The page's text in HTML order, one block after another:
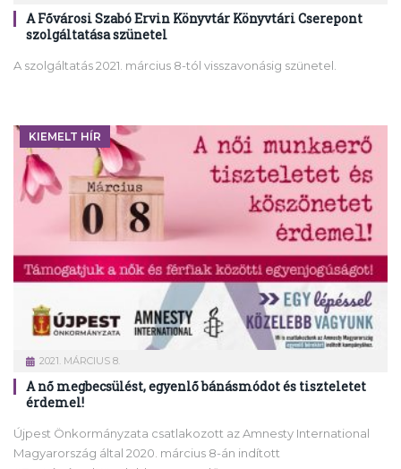
A Fővárosi Szabó Ervin Könyvtár Könyvtári Cserepont
szolgáltatása szünetel
A szolgáltatás 2021. március 8-tól visszavonásig szünetel.
KIEMELT HÍR
2021. MÁRCIUS 8.
A nő megbecsülést, egyenlő bánásmódot és tiszteletet
érdemel!
Újpest Önkormányzata csatlakozott az Amnesty International
Magyarország által 2020. március 8-án indított